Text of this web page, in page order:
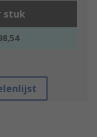
stuk